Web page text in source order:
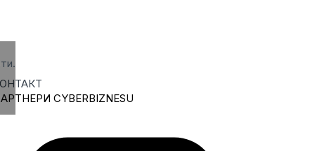
CYBERBIZNESU